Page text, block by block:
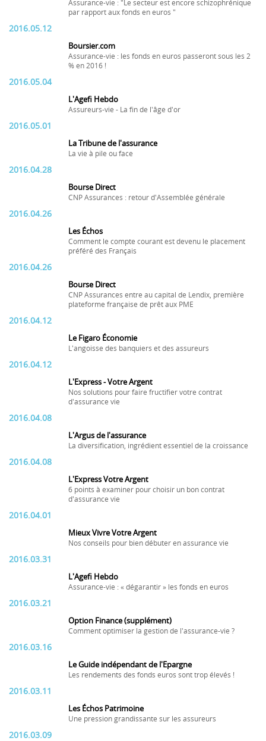
Assurance-vie : "Le secteur est encore schizophrénique
par rapport aux fonds en euros "
2016.05.12
Boursier.com
Assurance-vie : les fonds en euros passeront sous les 2
% en 2016 !
2016.05.04
L'Agefi Hebdo
Assureurs-vie - La fin de l'âge d'or
2016.05.01
La Tribune de l'assurance
La vie à pile ou face
2016.04.28
Bourse Direct
CNP Assurances : retour d'Assemblée générale
2016.04.26
Les Échos
Comment le compte courant est devenu le placement
préféré des Français
2016.04.26
Bourse Direct
CNP Assurances entre au capital de Lendix, première
plateforme française de prêt aux PME
2016.04.12
Le Figaro Économie
L'angoisse des banquiers et des assureurs
2016.04.12
L'Express - Votre Argent
Nos solutions pour faire fructifier votre contrat
d'assurance vie
2016.04.08
L'Argus de l'assurance
La diversification, ingrédient essentiel de la croissance
2016.04.08
L'Express Votre Argent
6 points à examiner pour choisir un bon contrat
d'assurance vie
2016.04.01
Mieux Vivre Votre Argent
Nos conseils pour bien débuter en assurance vie
2016.03.31
L'Agefi Hebdo
Assurance-vie : « dégarantir » les fonds en euros
2016.03.21
Option Finance (supplément)
Comment optimiser la gestion de l'assurance-vie ?
2016.03.16
Le Guide indépendant de l'Epargne
Les rendements des fonds euros sont trop élevés !
2016.03.11
Les Échos Patrimoine
Une pression grandissante sur les assureurs
2016.03.09